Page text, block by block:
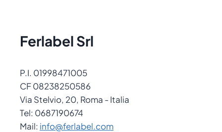
Ferlabel Srl
P.I. 01998471005
CF 08238250586
Via Stelvio, 20, Roma - Italia
Tel: 0687190674
Mail: info@ferlabel.com